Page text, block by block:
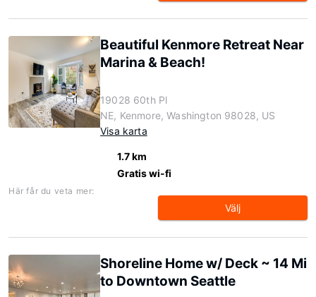
Beautiful Kenmore Retreat Near
Marina & Beach!
19028 60th Pl
NE, Kenmore, Washington 98028, US
Visa karta
1.7 km
Gratis wi-fi
Här får du veta mer:
Välj
Shoreline Home w/ Deck ~ 14 Mi
to Downtown Seattle